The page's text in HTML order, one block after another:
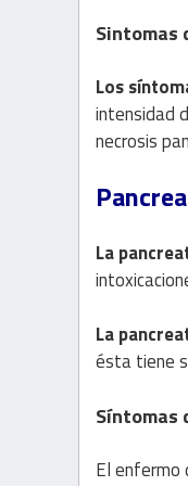
Sintomas
Los
intensidad
necrosis
La
La
ésta tiene
Síntomas
El enfermo